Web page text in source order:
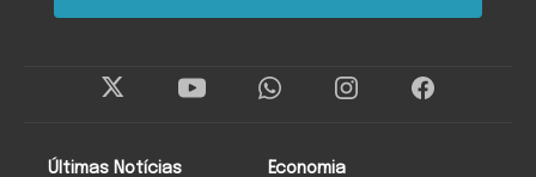
Últimas Notícias Economia